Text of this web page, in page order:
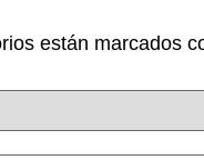
están marcados